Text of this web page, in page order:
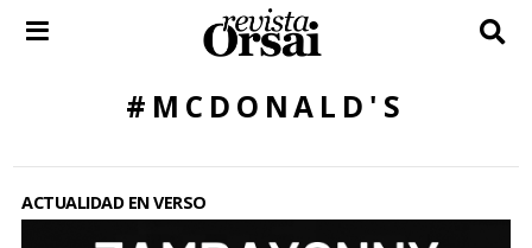
#MCDONALD'S
ACTUALIDAD EN VERSO